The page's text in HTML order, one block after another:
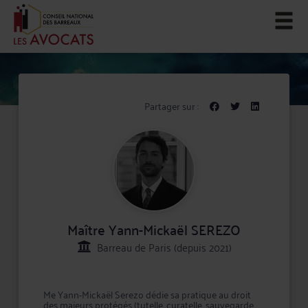
Partager sur :
Maître Yann-Mickaël SEREZO
Barreau de Paris (depuis 2021)
Me Yann-Mickaël Serezo dédie sa pratique au droit
des majeurs protégés (tutelle, curatelle, sauvegarde